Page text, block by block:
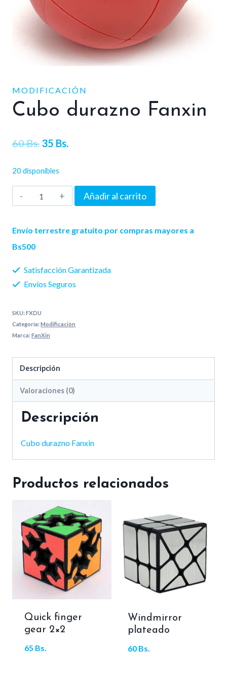
MODIFICACIÓN
Cubo durazno Fanxin
60Bs. El
original
era:
35 Bs.El
actual
es:
20 disponibles
Cubo
Fanxin
cantidad
Añadir al carrito
Envío terrestre gratuito por compras mayores a
Bs500
Satisfacción Garantizada
Envíos Seguros
SKU:FXDU
Categoría:Modificación
Marca:FanXin
Descripción
Valoraciones (0)
Descripción
Cubo durazno Fanxin
Productos relacionados
Quick finger
gear 2×2
65 Bs.
Windmirror
plateado
60 Bs.